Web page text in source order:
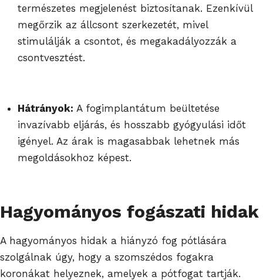
természetes megjelenést biztosítanak. Ezenkívül
megőrzik az állcsont szerkezetét, mivel
stimulálják a csontot, és megakadályozzák a
csontvesztést.
Hátrányok: A fogimplantátum beültetése
invazívabb eljárás, és hosszabb gyógyulási időt
igényel. Az árak is magasabbak lehetnek más
megoldásokhoz képest.
Hagyományos fogászati hidak
A hagyományos hidak a hiányzó fog pótlására
szolgálnak úgy, hogy a szomszédos fogakra
koronákat helyeznek, amelyek a pótfogat tartják.